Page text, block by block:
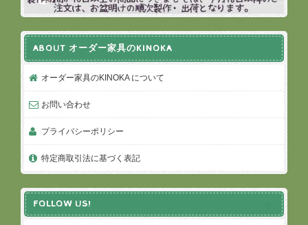
ABOUT オーダー家具のKINOKA
オーダー家具のKINOKA について
お問い合わせ
プライバシーポリシー
特定商取引法に基づく表記
FOLLOW US!